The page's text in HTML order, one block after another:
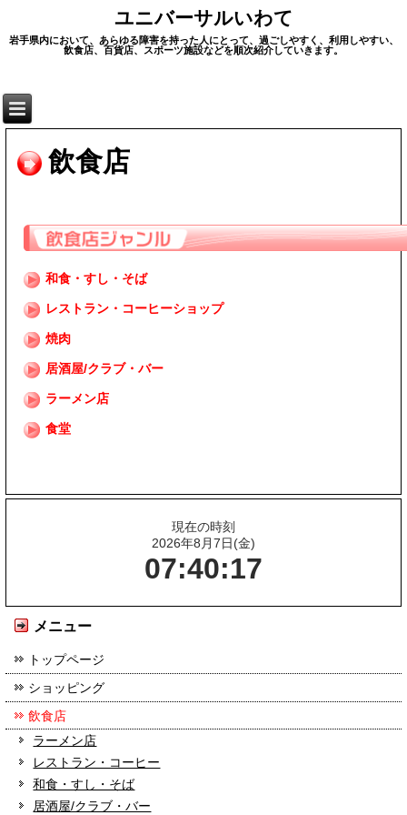
ユニバーサルいわて
岩手県内において、あらゆる障害を持った人にとって、過ごしやすく、利用しやすい、
飲食店、百貨店、スポーツ施設などを順次紹介していきます。
飲食店
和食・すし・そば
レストラン・コーヒーショップ
焼肉
居酒屋/クラブ・バー
ラーメン店
食堂
現在の時刻
2026年8月7日(金)
07:40:17
メニュー
トップページ
ショッピング
飲食店
ラーメン店
レストラン・コーヒー
和食・すし・そば
居酒屋/クラブ・バー